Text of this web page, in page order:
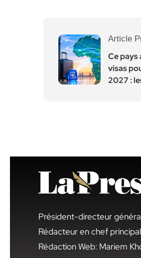
Article
Ce pays
visas
2027 :
Président-directeur
Rédacteur en chef
Rédaction Web: Mariem